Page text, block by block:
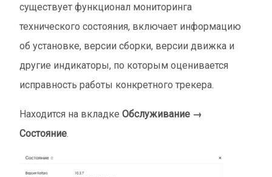
существует функционал мониторинга
технического состояния, включает информацию
об установке, версии сборки, версии движка и
другие индикаторы, по которым оценивается
исправность работы конкретного трекера.
Находится на вкладке Обслуживание →
Состояние.